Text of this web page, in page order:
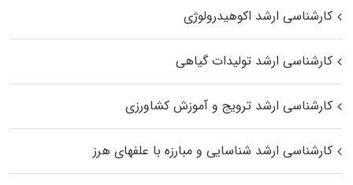
کارشناسی ارشد اکوهیدرولوژی
کارشناسی ارشد تولیدات گیاهی
کارشناسی ارشد ترویج و آموزش کشاورزی
کارشناسی ارشد شناسایی و مبارزه با علفهای هرز